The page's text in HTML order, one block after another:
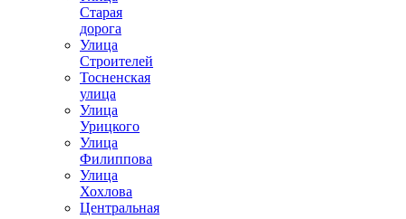
Старая
дорога
Улица
Строителей
Тосненская
улица
Улица
Урицкого
Улица
Филиппова
Улица
Хохлова
Центральная